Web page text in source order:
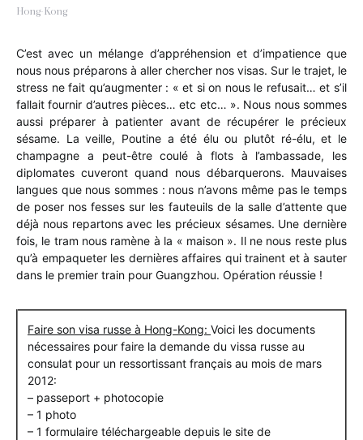
Hong-Kong
C’est avec un mélange d’appréhension et d’impatience que
nous nous préparons à aller chercher nos visas. Sur le trajet, le
stress ne fait qu’augmenter : « et si on nous le refusait… et s’il
fallait fournir d’autres pièces… etc etc… ». Nous nous sommes
aussi préparer à patienter avant de récupérer le précieux
sésame. La veille, Poutine a été élu ou plutôt ré-élu, et le
champagne a peut-être coulé à flots à l’ambassade, les
diplomates cuveront quand nous débarquerons. Mauvaises
langues que nous sommes : nous n’avons même pas le temps
de poser nos fesses sur les fauteuils de la salle d’attente que
déjà nous repartons avec les précieux sésames. Une dernière
fois, le tram nous ramène à la « maison ». Il ne nous reste plus
qu’à empaqueter les dernières affaires qui trainent et à sauter
dans le premier train pour Guangzhou. Opération réussie !
Faire son visa russe à Hong-Kong: Voici les documents
nécessaires pour faire la demande du vissa russe au
consulat pour un ressortissant français au mois de mars
2012:
– passeport + photocopie
– 1 photo
– 1 formulaire téléchargeable depuis le site de